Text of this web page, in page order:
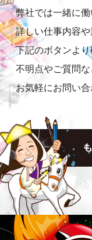
弊社では一緒に
詳しい仕事内容
下記のボタンより
不明点やご質問な
お気軽にお問い合